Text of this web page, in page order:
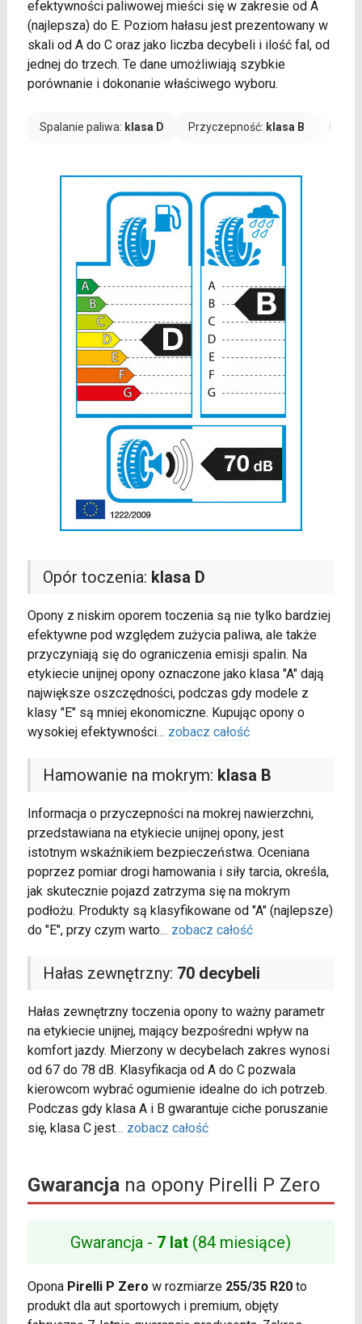
efektywności paliwowej mieści się w zakresie od A
(najlepsza) do E. Poziom hałasu jest prezentowany w
skali od A do C oraz jako liczba decybeli i ilość fal, od
jednej do trzech. Te dane umożliwiają szybkie
porównanie i dokonanie właściwego wyboru.
Spalanie paliwa: klasa D Przyczepność: klasa B
Opór toczenia: klasa D
Opony z niskim oporem toczenia są nie tylko bardziej
efektywne pod względem zużycia paliwa, ale także
przyczyniają się do ograniczenia emisji spalin. Na
etykiecie unijnej opony oznaczone jako klasa "A" dają
największe oszczędności, podczas gdy modele z
klasy "E" są mniej ekonomiczne. Kupując opony o
wysokiej efektywności... zobacz całość
Hamowanie na mokrym: klasa B
Informacja o przyczepności na mokrej nawierzchni,
przedstawiana na etykiecie unijnej opony, jest
istotnym wskaźnikiem bezpieczeństwa. Oceniana
poprzez pomiar drogi hamowania i siły tarcia, określa,
jak skutecznie pojazd zatrzyma się na mokrym
podłożu. Produkty są klasyfikowane od "A" (najlepsze)
do "E", przy czym warto... zobacz całość
Hałas zewnętrzny: 70 decybeli
Hałas zewnętrzny toczenia opony to ważny parametr
na etykiecie unijnej, mający bezpośredni wpływ na
komfort jazdy. Mierzony w decybelach zakres wynosi
od 67 do 78 dB. Klasyfikacja od A do C pozwala
kierowcom wybrać ogumienie idealne do ich potrzeb.
Podczas gdy klasa A i B gwarantuje ciche poruszanie
się, klasa C jest... zobacz całość
Gwarancjana opony Pirelli P Zero
Gwarancja - 7 lat (84 miesiące)
Opona Pirelli P Zero w rozmiarze 255/35 R20to
produkt dla aut sportowych i premium, objęty